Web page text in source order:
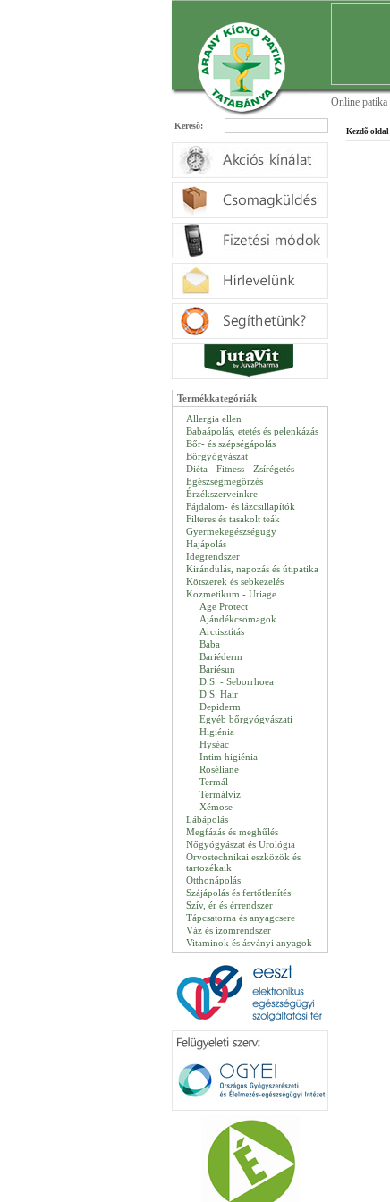
Online patika
Keresõ:
Termékkategóriák
Allergia ellen
Babaápolás, etetés és pelenkázás
Bőr- és szépségápolás
Bőrgyógyászat
Diéta - Fitness - Zsírégetés
Egészségmegőrzés
Érzékszerveinkre
Fájdalom- és lázcsillapítók
Filteres és tasakolt teák
Gyermekegészségügy
Hajápolás
Idegrendszer
Kirándulás, napozás és útipatika
Kötszerek és sebkezelés
Kozmetikum - Uriage
Age Protect
Ajándékcsomagok
Arctisztítás
Baba
Bariéderm
Bariésun
D.S. - Seborrhoea
D.S. Hair
Depiderm
Egyéb bőrgyógyászati
Higiénia
Hyséac
Intim higiénia
Roséliane
Termál
Termálvíz
Xémose
Lábápolás
Megfázás és meghűlés
Nőgyógyászat és Urológia
Orvostechnikai eszközök és
tartozékaik
Otthonápolás
Szájápolás és fertőtlenítés
Szív, ér és érrendszer
Tápcsatorna és anyagcsere
Váz és izomrendszer
Vitaminok és ásványi anyagok
Kezdõ oldal